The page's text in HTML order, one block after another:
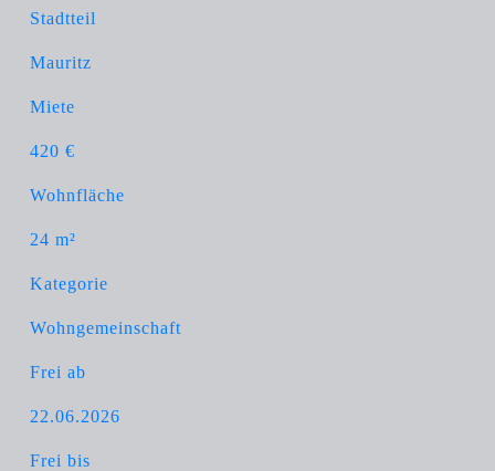
Stadtteil
Mauritz
Miete
420 €
Wohnfläche
24 m²
Kategorie
Wohngemeinschaft
Frei ab
22.06.2026
Frei bis